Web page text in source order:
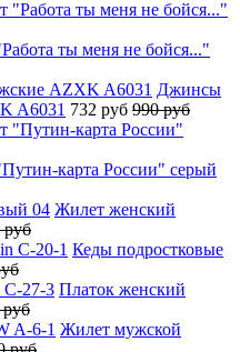
ты меня не бойся..."
Джинсы
A6031 732 руб 990 руб
карта России" серый
Жилет женский
руб
Кеды подростковые
Платок женский
руб
Жилет мужской